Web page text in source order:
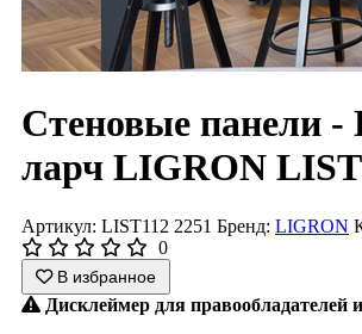
Стеновые панели -
ларч LIGRON
Артикул: LIST112 2251 Бренд: LIGRON
0
В избранное
Дисклеймер для правообладателей